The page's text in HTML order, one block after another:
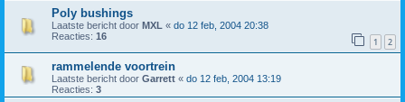
Poly bushings
Laatste bericht door MXL « do 12 feb, 2004 20:38
Reacties: 16 1 2
rammelende voortrein
Laatste bericht door Garrett « do 12 feb, 2004 13:19
Reacties: 3